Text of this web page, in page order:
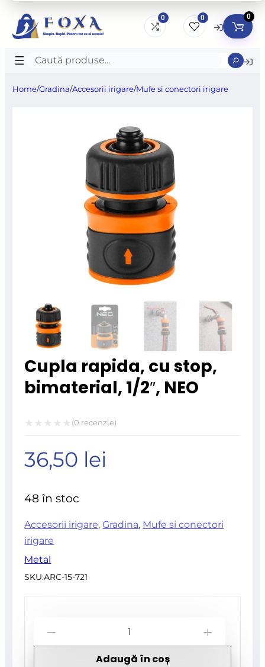
0 0 0
Caută
Home/Gradina/Accesorii irigare/Mufe si conectori irigare
Cupla rapida, cu stop,
bimaterial, 1/2″, NEO
la
(0 recenzie)
36,50 lei
48 în stoc
Accesorii irigare,Gradina, Mufe si conectori
irigare
Metal
SKU:ARC-15-721
Cupla
Adaugă în coș